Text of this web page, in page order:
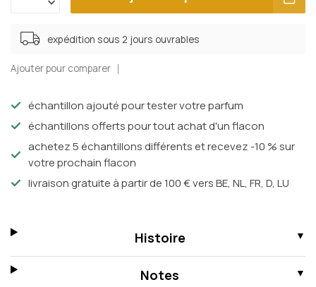
expédition sous 2 jours ouvrables
Ajouter pour comparer
échantillon ajouté pour tester votre parfum
échantillons offerts pour tout achat d'un flacon
achetez 5 échantillons différents et recevez -10 % sur
votre prochain flacon
livraison gratuite à partir de 100 € vers BE, NL, FR, D, LU
Histoire
Notes